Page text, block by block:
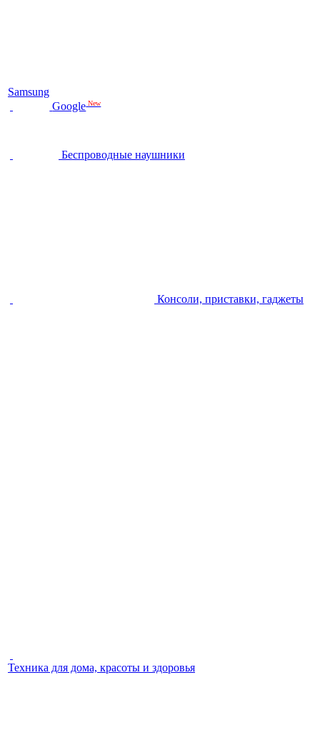
Samsung
Google New
Беспроводные наушники
Консоли, приставки, гаджеты
Техника для дома, красоты и здоровья